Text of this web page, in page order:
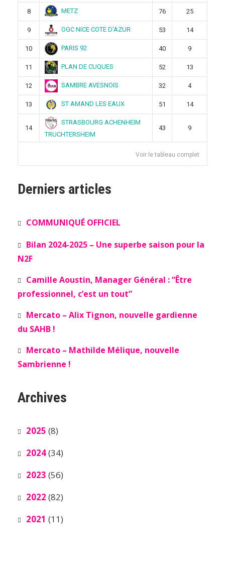
8 METZ 76 25
9 OGC NICE COTE D’AZUR 53 14
10 PARIS 92 40 9
11 PLAN DE CUQUES 52 13
12 SAMBRE AVESNOIS 32 4
13 ST AMAND LES EAUX 51 14
14
STRASBOURG ACHENHEIM
TRUCHTERSHEIM
43 9
Voir le tableau complet
Derniers articles
COMMUNIQUÉ OFFICIEL
Bilan 2024-2025 – Une superbe saison pour la
N2F
Camille Aoustin, Manager Général : “Être
professionnel, c’est un tout”
Mercato – Alix Tignon, nouvelle gardienne
du SAHB !
Mercato – Mathilde Mélique, nouvelle
Sambrienne !
Archives
2025 (8)
2024(34)
2023 (56)
2022 (82)
2021 (11)